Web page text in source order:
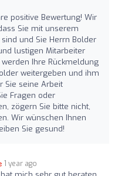
positive Bewertung! Wir
Sie mit unserem
und Sie Herrn Bolder
lustigen Mitarbeiter
Ihre Rückmeldung
weitergeben und ihm
Sie seine Arbeit
Fragen oder
zögern Sie bitte nicht,
Wir wünschen Ihnen
Sie gesund!
1 year ago